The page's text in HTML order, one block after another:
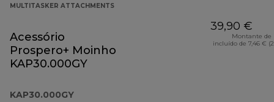
MULTITASKER ATTACHMENTS
Acessório
Prospero+ Moinho
KAP30.000GY
KAP30.000GY
39,90 €
Montante de
incluído de 7,46 €